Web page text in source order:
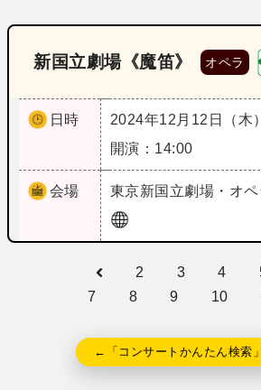
新国立劇場《魔笛》 オペラ
日時
2024年12月12日（木）
開演：14:00
会場 東京新国立劇場・オ
2 3 4
7
8 9 10
←「コンサートかんたん検索